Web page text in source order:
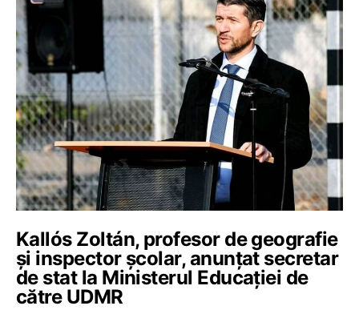
Kallós Zoltán, profesor de geografie
și inspector școlar, anunțat secretar
de stat la Ministerul Educației de
către UDMR